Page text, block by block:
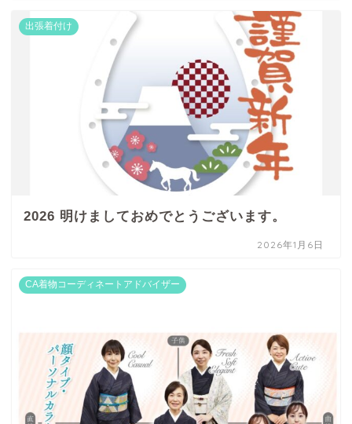
出張着付け
2026 明けましておめでとうございます。
2026年1月6日
CA着物コーディネートアドバイザー